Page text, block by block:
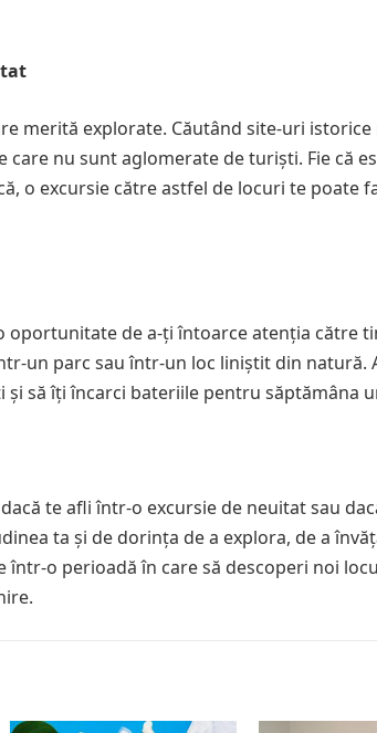
merită explorate. Căutând site-uri
nu sunt aglomerate de turiști. Fie că
o excursie către astfel de locuri te poate
de a-ți întoarce atenția către
un parc sau într-un loc liniștit din natură.
să îți încarci bateriile pentru săptămâna
te afli într-o excursie de neuitat sau
ta și de dorința de a explora, de a
o perioadă în care să descoperi noi